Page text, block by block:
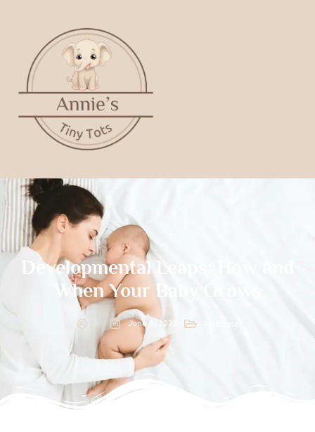
Developmental Leaps: How and
When Your Baby Grows
June 6, 2025